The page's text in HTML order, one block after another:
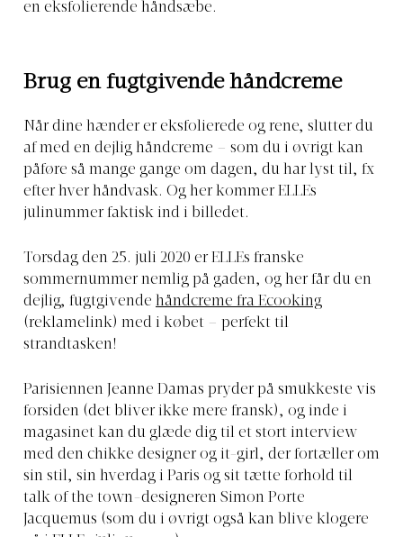
en eksfolierende håndsæbe.
Brug en fugtgivende håndcreme
Når dine hænder er eksfolierede og rene, slutter du
af med en dejlig håndcreme – som du i øvrigt kan
påføre så mange gange om dagen, du har lyst til, fx
efter hver håndvask. Og her kommer ELLEs
julinummer faktisk ind i billedet.
Torsdag den 25. juli 2020 er ELLEs franske
sommernummer nemlig på gaden, og her får du en
dejlig, fugtgivende håndcreme fra Ecooking
(reklamelink) med i købet – perfekt til
strandtasken!
Parisiennen Jeanne Damas pryder på smukkeste vis
forsiden (det bliver ikke mere fransk), og inde i
magasinet kan du glæde dig til et stort interview
med den chikke designer og it-girl, der fortæller om
sin stil, sin hverdag i Paris og sit tætte forhold til
talk of the town-designeren Simon Porte
Jacquemus (som du i øvrigt også kan blive klogere